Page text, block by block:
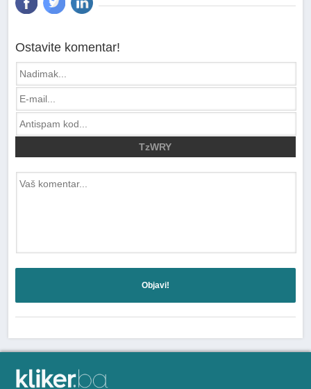
Ostavite komentar!
TzWRY
Objavi!